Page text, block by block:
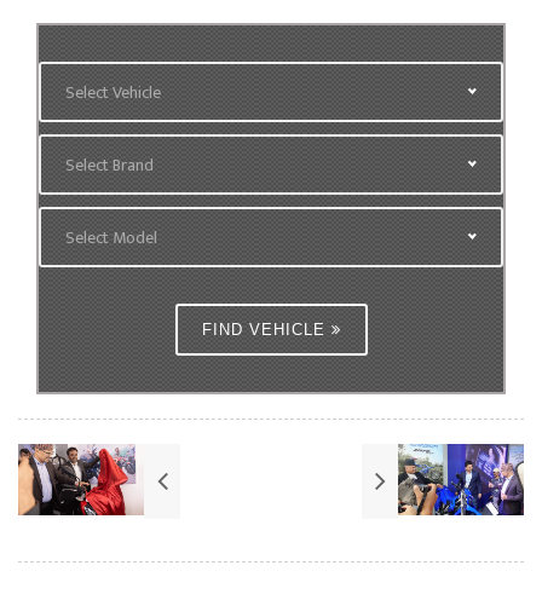
Select Vehicle
Select Brand
Select Model
FIND VEHICLE